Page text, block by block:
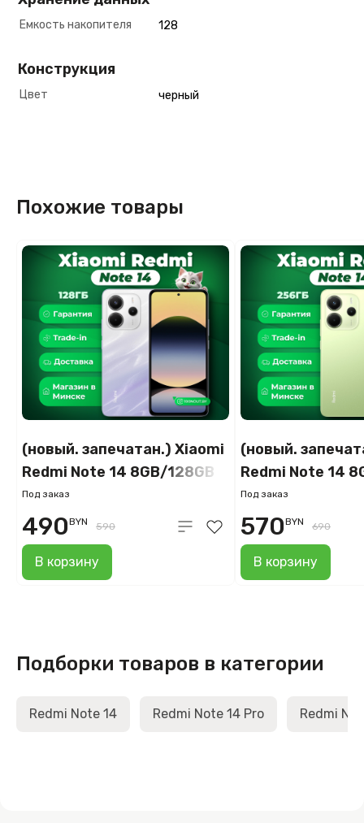
Емкость накопителя 128
Конструкция
Цвет черный
Похожие товары
(новый. запечатан.) Xiaomi
Redmi Note 14 8GB/128GB
(фиолетовый)
Под заказ
В корзину
490BYN 590
(новый.
Redmi Note 14
(золотой)
Под заказ
В корзину
570BYN 690
Подборки товаров в категории
Redmi Note 14 Redmi Note 14 Pro Redmi